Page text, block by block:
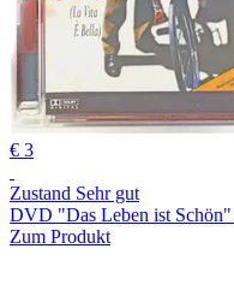
€ 3
Zustand Sehr gut
DVD "Das Leben ist
Zum Produkt